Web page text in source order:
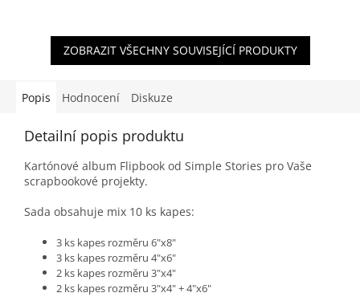
ZOBRAZIT VŠECHNY SOUVISEJÍCÍ PRODUKTY
Popis Hodnocení Diskuze
Detailní popis produktu
Kartónové album Flipbook od Simple Stories pro Vaše
scrapbookové projekty.
Sada obsahuje mix 10 ks kapes:
3 ks kapes rozměru 6"x8"
3 ks kapes rozměru 4"x6"
2 ks kapes rozměru 3"x4"
2 ks kapes rozměru 3"x4" + 4"x6"